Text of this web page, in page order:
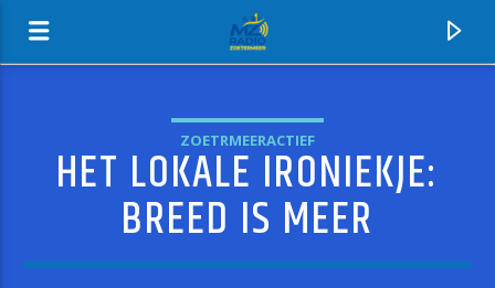
MZ-RADIO
ZOETRMEERACTIEF
HET LOKALE IRONIEKJE:
BREED IS MEER